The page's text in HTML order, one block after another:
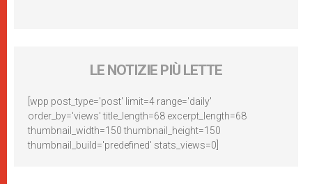
LE NOTIZIE PIÙ LETTE
[wpp post_type='post' limit=4 range='daily'
order_by='views' title_length=68 excerpt_length=68
thumbnail_width=150 thumbnail_height=150
thumbnail_build='predefined' stats_views=0]